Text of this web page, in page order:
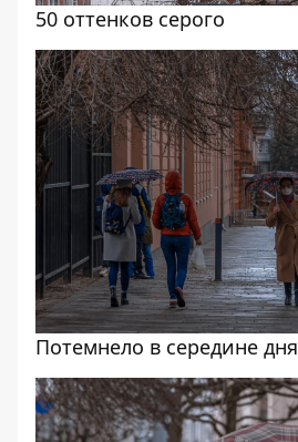
50 оттенков серого
Потемнело в середине дня